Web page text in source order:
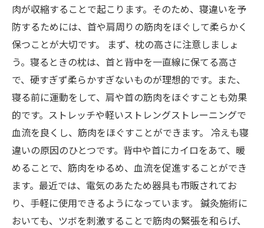
肉が収縮することで起こります。そのため、寝違いを予
防するためには、首や肩周りの筋肉をほぐして柔らかく
保つことが大切です。 まず、枕の高さに注意しましょ
う。寝るときの枕は、首と背中を一直線に保てる高さ
で、硬すぎず柔らかすぎないものが理想的です。また、
寝る前に運動をして、肩や首の筋肉をほぐすことも効果
的です。ストレッチや軽いストレングストレーニングで
血流を良くし、筋肉をほぐすことができます。 冷えも寝
違いの原因のひとつです。背中や首にカイロをあて、暖
めることで、筋肉をゆるめ、血流を促進することができ
ます。最近では、電気のあたため器具も市販されてお
り、手軽に使用できるようになっています。 鍼灸施術に
おいても、ツボを刺激することで筋肉の緊張を和らげ、